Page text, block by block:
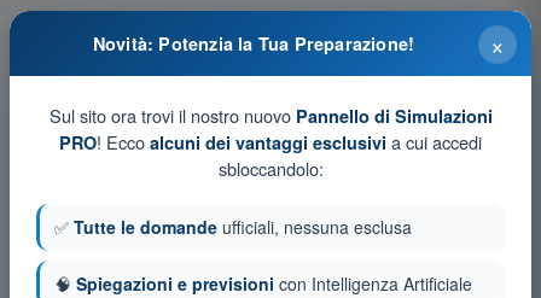
×
Novità: Potenzia la Tua Preparazione!
Sul sito ora trovi il nostro nuovo Pannello di Simulazioni
PRO! Ecco alcuni dei vantaggi esclusivi a cui accedi
sbloccandolo:
✅ Tutte le domande ufficiali, nessuna esclusa
🧠 Spiegazioni e previsioni con Intelligenza Artificiale